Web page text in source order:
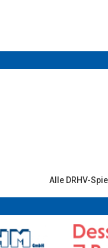
Alle DRHV-